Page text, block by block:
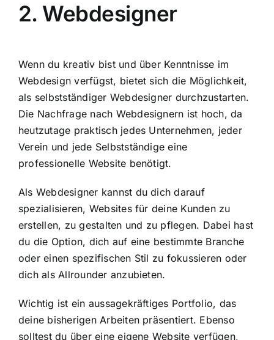
2. Webdesigner
Wenn du kreativ bist und über Kenntnisse im
Webdesign verfügst, bietet sich die Möglichkeit,
als selbstständiger Webdesigner durchzustarten.
Die Nachfrage nach Webdesignern ist hoch, da
heutzutage praktisch jedes Unternehmen, jeder
Verein und jede Selbstständige eine
professionelle Website benötigt.
Als Webdesigner kannst du dich darauf
spezialisieren, Websites für deine Kunden zu
erstellen, zu gestalten und zu pflegen. Dabei hast
du die Option, dich auf eine bestimmte Branche
oder einen spezifischen Stil zu fokussieren oder
dich als Allrounder anzubieten.
Wichtig ist ein aussagekräftiges Portfolio, das
deine bisherigen Arbeiten präsentiert. Ebenso
solltest du über eine eigene Website verfügen,